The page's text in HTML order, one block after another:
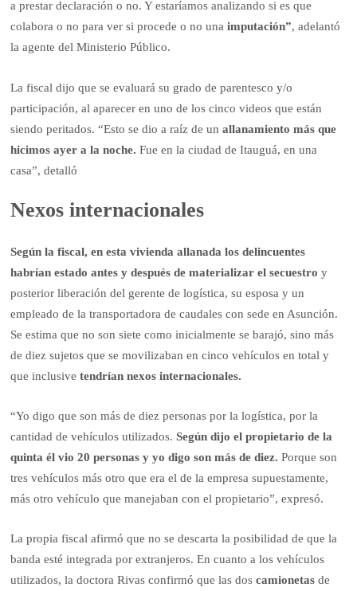
a prestar declaración o no. Y estaríamos analizando si es que
colabora o no para ver si procede o no unaimputación”, adelantó
la agente del Ministerio Público.
La fiscal dijo que se evaluará su grado de parentesco y/o
participación, al aparecer en uno de los cinco videos que están
siendo peritados. “Esto se dio a raíz de unallanamiento más que
hicimos ayer a la noche. Fue en la ciudad de Itauguá, en una
casa”, detalló
Nexos internacionales
Según la fiscal, en esta vivienda allanada los delincuentes
habrían estado antes y después de materializar el secuestro y
posterior liberación del gerente de logística, su esposa y un
empleado de la transportadora de caudales con sede en Asunción.
Se estima que no son siete como inicialmente se barajó, sino más
de diez sujetos que se movilizaban en cinco vehículos en total y
que inclusive tendrían nexos internacionales.
“Yo digo que son más de diez personas por la logística, por la
cantidad de vehículos utilizados.Según dijo el propietario de la
quinta él vio 20 personas y yo digo son más de diez. Porque son
tres vehículos más otro que era el de la empresa supuestamente,
más otro vehículo que manejaban con el propietario”, expresó.
La propia fiscal afirmó que no se descarta la posibilidad de que la
banda esté integrada por extranjeros. En cuanto a los vehículos
utilizados, la doctora Rivas confirmó que las doscamionetas de